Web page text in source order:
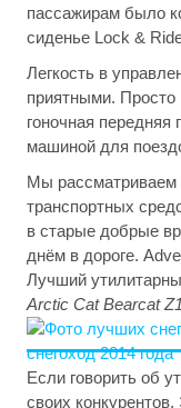
пассажирам было
сиденье Lock &
Легкость в
приятными. Просто
гоночная
машиной для
Мы рассматриваем
транспортных
в старые добрые
днём в дороге.
Лучший
Arctic Cat Bearcat
Если говорить об
своих